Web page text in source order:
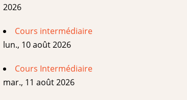
2026
Cours intermédiaire
lun., 10 août 2026
Cours Intermédiaire
mar., 11 août 2026